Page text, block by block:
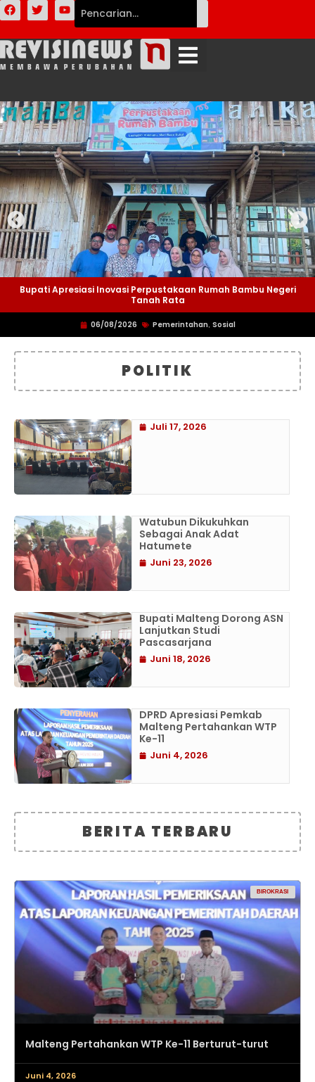
Bupati Apresiasi Inovasi Perpustakaan Rumah Bambu Negeri
Tanah Rata
06/08/2026 Pemerintahan, Sosial
POLITIK
Juli 17, 2026
Watubun Dikukuhkan
Sebagai Anak Adat
Hatumete
Juni 23, 2026
Bupati Malteng Dorong ASN
Lanjutkan Studi
Pascasarjana
Juni 18, 2026
DPRD Apresiasi Pemkab
Malteng Pertahankan WTP
Ke-11
Juni 4, 2026
BERITA TERBARU
BIROKRASI
Malteng Pertahankan WTP Ke-11 Berturut-turut
Juni 4, 2026